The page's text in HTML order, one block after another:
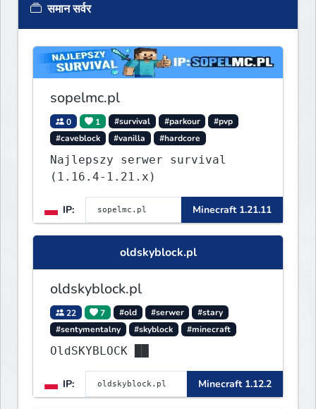
समान सर्वर
sopelmc.pl
0 1 #survival #parkour
#pvp
#caveblock
#vanilla #hardcore
Najlepszy serwer survival
(1.16.4-1.21.x)
IP: Minecraft 1.21.11
oldskyblock.pl
oldskyblock.pl
22 7 #old #serwer
#stary
#sentymentalny
#skyblock #minecraft
OldSKYBLOCK ██
IP: Minecraft 1.12.2